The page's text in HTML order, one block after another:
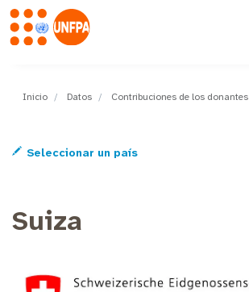
contenido
a
Inicio Datos Contribuciones de los donantes
Seleccionar un país
Suiza